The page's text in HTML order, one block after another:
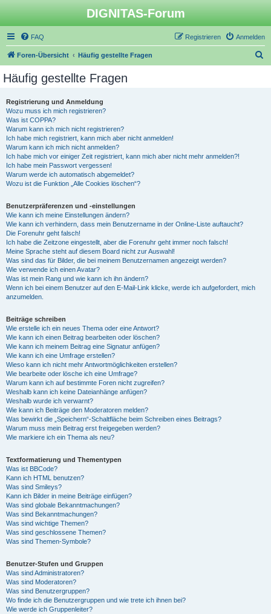
DIGNITAS-Forum
FAQ Anmelden
Registrieren
Foren-Übersicht Häufig gestellte Fragen
Häufig gestellte Fragen
Registrierung und Anmeldung
Wozu muss ich mich registrieren?
Was ist COPPA?
Warum kann ich mich nicht registrieren?
Ich habe mich registriert, kann mich aber nicht anmelden!
Warum kann ich mich nicht anmelden?
Ich habe mich vor einiger Zeit registriert, kann mich aber nicht mehr anmelden?!
Ich habe mein Passwort vergessen!
Warum werde ich automatisch abgemeldet?
Wozu ist die Funktion „Alle Cookies löschen“?
Benutzerpräferenzen und -einstellungen
Wie kann ich meine Einstellungen ändern?
Wie kann ich verhindern, dass mein Benutzername in der Online-Liste auftaucht?
Die Forenuhr geht falsch!
Ich habe die Zeitzone eingestellt, aber die Forenuhr geht immer noch falsch!
Meine Sprache steht auf diesem Board nicht zur Auswahl!
Was sind das für Bilder, die bei meinem Benutzernamen angezeigt werden?
Wie verwende ich einen Avatar?
Was ist mein Rang und wie kann ich ihn ändern?
Wenn ich bei einem Benutzer auf den E-Mail-Link klicke, werde ich aufgefordert, mich
anzumelden.
Beiträge schreiben
Wie erstelle ich ein neues Thema oder eine Antwort?
Wie kann ich einen Beitrag bearbeiten oder löschen?
Wie kann ich meinem Beitrag eine Signatur anfügen?
Wie kann ich eine Umfrage erstellen?
Wieso kann ich nicht mehr Antwortmöglichkeiten erstellen?
Wie bearbeite oder lösche ich eine Umfrage?
Warum kann ich auf bestimmte Foren nicht zugreifen?
Weshalb kann ich keine Dateianhänge anfügen?
Weshalb wurde ich verwarnt?
Wie kann ich Beiträge den Moderatoren melden?
Was bewirkt die „Speichern“-Schaltfläche beim Schreiben eines Beitrags?
Warum muss mein Beitrag erst freigegeben werden?
Wie markiere ich ein Thema als neu?
Textformatierung und Thementypen
Was ist BBCode?
Kann ich HTML benutzen?
Was sind Smileys?
Kann ich Bilder in meine Beiträge einfügen?
Was sind globale Bekanntmachungen?
Was sind Bekanntmachungen?
Was sind wichtige Themen?
Was sind geschlossene Themen?
Was sind Themen-Symbole?
Benutzer-Stufen und Gruppen
Was sind Administratoren?
Was sind Moderatoren?
Was sind Benutzergruppen?
Wo finde ich die Benutzergruppen und wie trete ich ihnen bei?
Wie werde ich Gruppenleiter?